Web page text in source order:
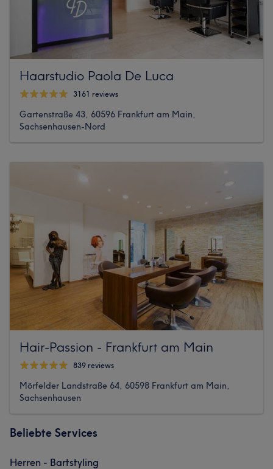
Haarstudio Paola De Luca
3161 reviews
Gartenstraße 43, 60596 Frankfurt am Main,
Sachsenhausen-Nord
Hair-Passion - Frankfurt am Main
839 reviews
Mörfelder Landstraße 64, 60598 Frankfurt am Main,
Sachsenhausen
Beliebte Services
Herren - Bartstyling